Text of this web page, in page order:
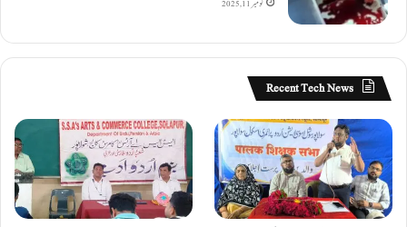
نومبر 11, 2025
Recent Tech News